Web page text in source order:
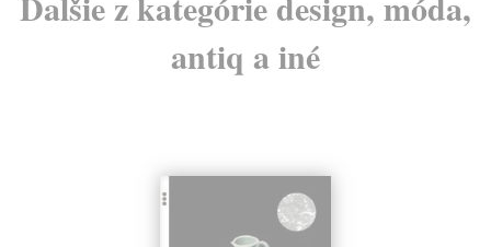
antiq a iné